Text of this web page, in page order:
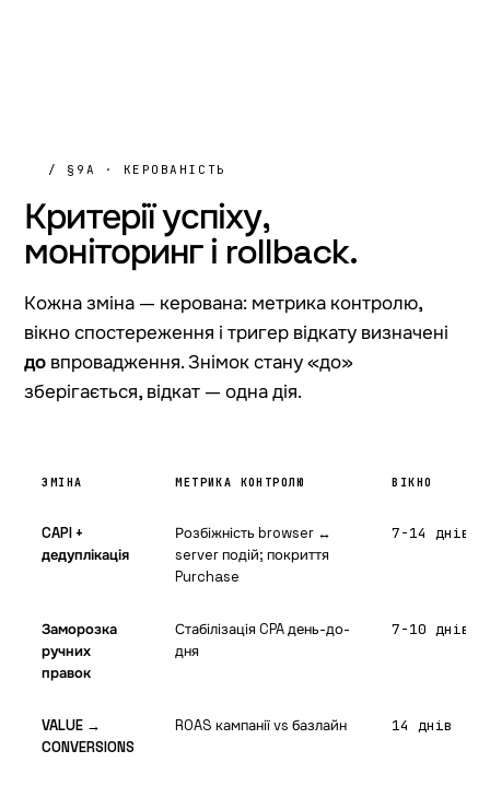
/ §9A · КЕРОВАНІСТЬ
Критерії успіху,
моніторингі rollback.
Кожна зміна — керована: метрика контролю,
вікно спостереження і тригер відкату визначені
до впровадження. Знімок стану «до»
зберігається, відкат — одна дія.
ЗМІНА МЕТРИКА КОНТРОЛЮ ВІКНО
CAPI +
дедуплікація
Розбіжність browser ↔
server подій; покриття
Purchase
7-14 днів
Заморозка
ручних
правок
Стабілізація CPA день-до-
дня
7-10 днів
VALUE →
CONVERSIONS
ROAS кампанії vs базлайн 14 днів